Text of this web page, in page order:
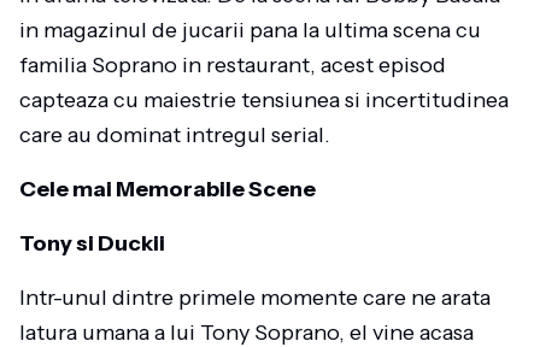
in magazinul de jucarii pana la ultima scena cu
familia Soprano in restaurant, acest episod
capteaza cu maiestrie tensiunea si incertitudinea
care au dominat intregul serial.
Cele mai Memorabile Scene
Tony si Duckii
Intr-unul dintre primele momente care ne arata
latura umana a lui Tony Soprano, el vine acasa